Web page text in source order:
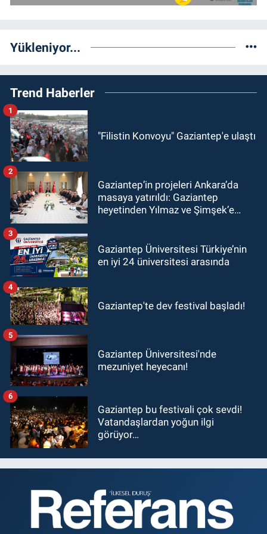
Yükleniyor...
Trend Haberler
"Filistin Konvoyu" Gaziantep'e ulaştı
1
Gaziantep’in projeleri Ankara’da
masaya yatırıldı: Gaziantep
heyetinden Yılmaz ve Şimşek’e
2
Gaziantep Üniversitesi Türkiye’nin
en iyi 24 üniversitesi arasında
3
Gaziantep'te dev festival başladı!
4
Gaziantep Üniversitesi'nde
mezuniyet heyecanı!
5
Gaziantep bu festivali çok sevdi!
Vatandaşlardan yoğun ilgi
görüyor…
6